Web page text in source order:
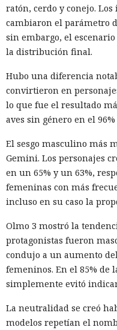
Los analistas señalaron
Norteamérica y
Turquía — John Erin
anterior al operador de
de ser detenido, Muka
ser arrestado y que
A las víctimas de
cambiar sus
la autenticación
vigilar la actividad de las
dispositivos desconocidos.
Una sola
SYSTEM:
de datos
10:02 / 07.08.2026
La plataforma ejecutó
control del sistema.
ratón, cerdo y conejo.
cambiaron el parámetro
sin embargo, el
la distribución final.
Hubo una diferencia
convirtieron en
lo que fue el resultado
aves sin género en el
El sesgo masculino más
Gemini. Los personajes
en un 65% y un 63%,
femeninas con más
incluso en su caso la
Olmo 3 mostró la
protagonistas fueron
condujo a un aumento
femeninos. En el 85% de
simplemente evitó
La neutralidad se creó
modelos repetían el